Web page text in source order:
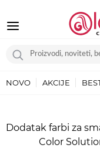
NOVO AKCIJE
Dodatak farbi za
Color